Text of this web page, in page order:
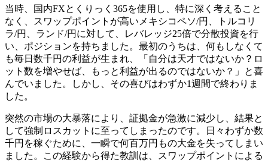
当時、国内FXとくりっく365を使用し、特に深く考えること
なく、スワップポイントが高いメキシコペソ/円、トルコリ
ラ/円、ランド/円に対して、レバレッジ25倍で分散投資を行
い、ポジションを持ちました。最初のうちは、何もしなくて
も毎日数千円の利益が生まれ、「自分は天才ではないか？ロ
ット数を増やせば、もっと利益が出るのではないか？」と喜
んでいました。しかし、その喜びはわずか1週間で終わりま
した。
突然の市場の大暴落により、証拠金が急激に減少し、結果と
して強制ロスカットに至ってしまったのです。日々わずか数
千円を稼ぐために、一瞬で何百万円もの大金を失ってしまい
ました。この経験から得た教訓は、スワップポイントによる